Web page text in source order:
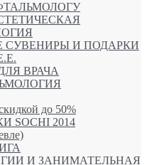
СУВЕНИРЫ И ПОДАРКИ
ВРАЧА
до 50%
2014
И ЗАНИМАТЕЛЬНАЯ